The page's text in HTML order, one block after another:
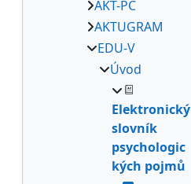
AKT-PC
AKTUGRAM
EDU-V
Úvod
Elektronický
slovník
psychologic
kých pojmů